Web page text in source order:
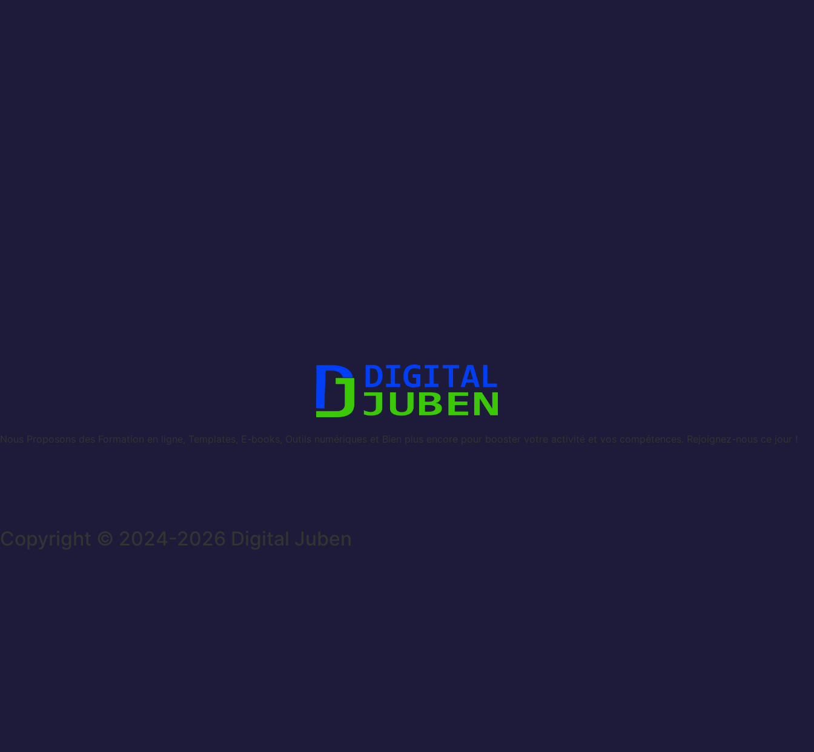
Nous Proposons des Formation en ligne, Templates, E-books, Outils numériques et Bien plus encore pour booster votre activité et vos compétences. Rejoignez-nous ce jour !
Copyright © 2024-2026 Digital Juben